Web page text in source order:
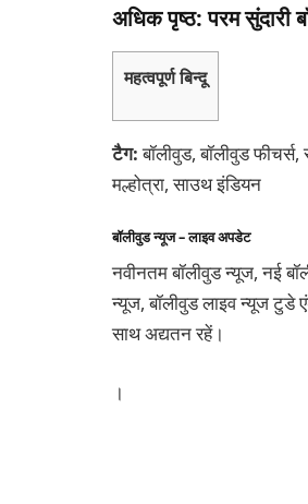
अधिक पृष्ठ: परम
महत्वपूर्ण बिन्दू
टैग:बॉलीवुड, बॉलीवुड
मल्होत्रा, साउथ इंडियन
बॉलीवुड न्यूज – लाइव अपडेट
नवीनतम बॉलीवुड न्यूज, नई
न्यूज, बॉलीवुड लाइव न्यूज टुडे
साथ अद्यतन रहें।
।